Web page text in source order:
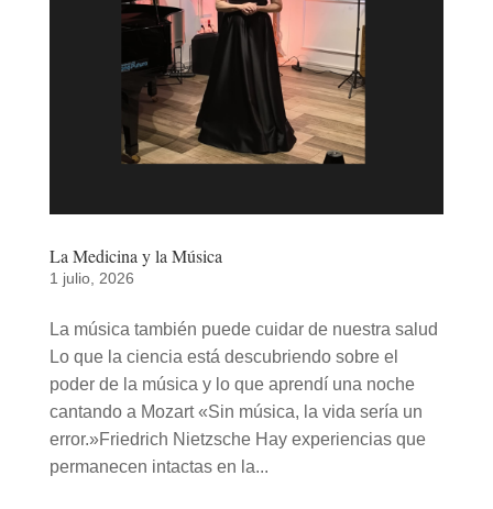
La Medicina y la Música
1 julio, 2026
La música también puede cuidar de nuestra salud
Lo que la ciencia está descubriendo sobre el
poder de la música y lo que aprendí una noche
cantando a Mozart «Sin música, la vida sería un
error.»Friedrich Nietzsche Hay experiencias que
permanecen intactas en la...